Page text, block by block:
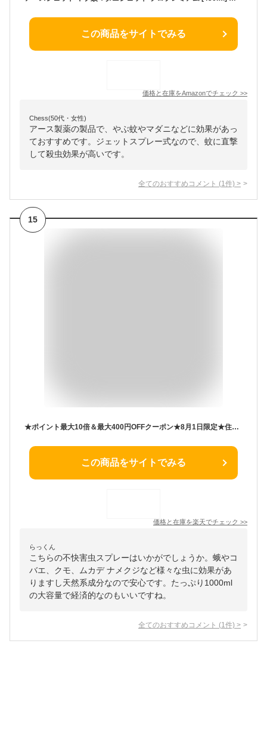
この商品をサイトでみる
価格と在庫をAmazonでチェック >>
Chess(50代・女性)
アース製薬の製品で、やぶ蚊やマダニなどに効果があっ
ておすすめです。ジェットスプレー式なので、蚊に直撃
して殺虫効果が高いです。
全てのおすすめコメント (1 件) >
15
★ポイント最大10倍＆最大400円OFFクーポン★8月1日限定★住友化学園芸 不快害虫スプレー 1000ml 【殺虫剤 虫剤 殺虫 害虫 防除 対策 カメムシ 蛾 コバエ クモ ムカデ ナメクジ アリ 赤ダニ タカラダニ ダンゴムシ 天然系成分 庭 花壇 芝生 家まわり】【おしゃれ おすすめ
この商品をサイトでみる
価格と在庫を楽天でチェック >>
らっくん
こちらの不快害虫スプレーはいかがでしょうか。蛾やコ
バエ、クモ、ムカデ ナメクジなど様々な虫に効果があ
りますし天然系成分なので安心です。たっぷり1000ml
の大容量で経済的なのもいいですね。
全てのおすすめコメント (1 件) >